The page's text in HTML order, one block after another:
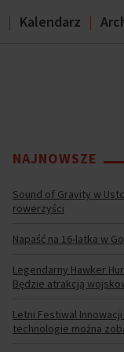
Kalendarz
NAJNOWSZE
Sound of Gravity w
rowerzyści
Napaść na 16-latka w
Legendarny Hawker
Będzie atrakcją
Letni Festiwal
technologie można